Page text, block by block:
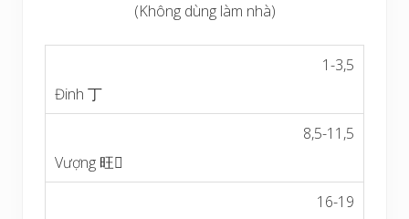
(Không dùng làm nhà)
1-3,5
8,5-11,5
16-19